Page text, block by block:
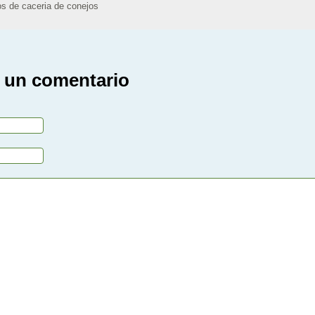
de caceria de conejos
comentario